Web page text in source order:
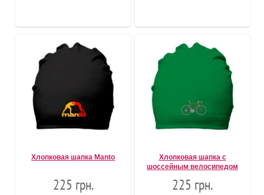
Хлопковая шапка Manto
225 грн.
Хлопковая шапка с
шоссейным велосипедом
225 грн.